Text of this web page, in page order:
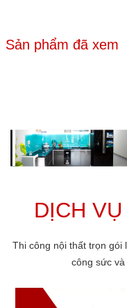
Sản phẩm đã xem
DỊCH
Thi công nội thất trọn gói
công sức và